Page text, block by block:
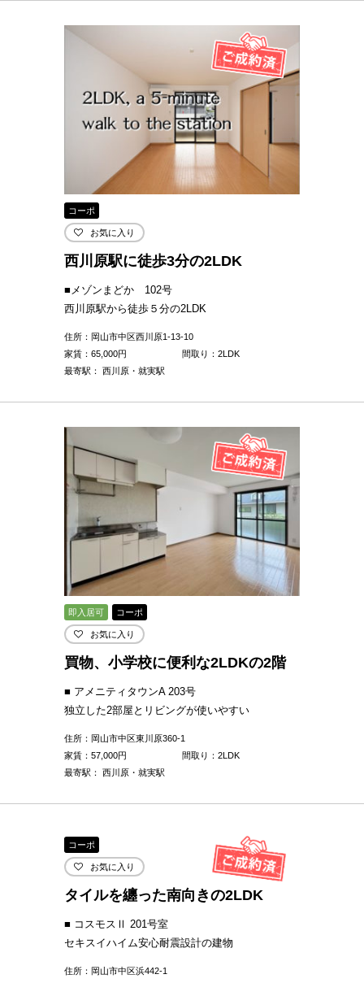
コーポ
お気に入り
西川原駅に徒歩3分の2LDK
■メゾンまどか 102号
西川原駅から徒歩５分の2LDK
住所：岡山市中区西川原1-13-10
家賃： 65,000円
間取り：2LDK
最寄駅： 西川原・就実駅
即入居可 コーポ
お気に入り
買物、小学校に便利な2LDKの2階
■ アメニティタウンA 203号
独立した2部屋とリビングが使いやすい
住所：岡山市中区東川原360-1
家賃： 57,000円
間取り：2LDK
最寄駅： 西川原・就実駅
コーポ
お気に入り
タイルを纏った南向きの2LDK
■ コスモスⅡ 201号室
セキスイハイム安心耐震設計の建物
住所：岡山市中区浜442-1